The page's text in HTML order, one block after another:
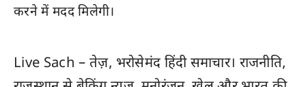
करने में मदद मिलेगी।
Live Sach – तेज़, भरोसेमंद हिंदी समाचार। राजनीति,